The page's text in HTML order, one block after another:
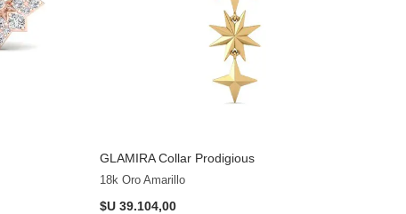
GLAMIRACollar Prodigious
18k Oro Amarillo
$U 39.104,00